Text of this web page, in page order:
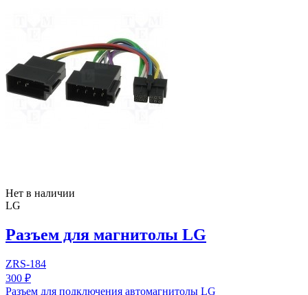
Нет в наличии
LG
Разъем для магнитолы LG
ZRS-184
300 ₽
Разъем для подключения автомагнитолы LG